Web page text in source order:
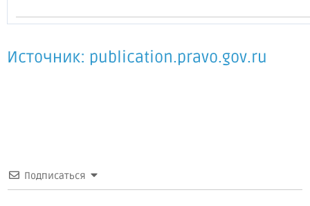
Источник: publication.pravo.gov.ru
Подписаться